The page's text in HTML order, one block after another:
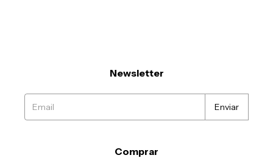
Newsletter
Comprar